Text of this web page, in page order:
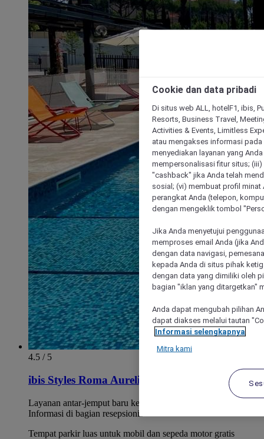
4.5 / 5
ibis Styles Roma Aurelia
Layanan antar-jemput baru ke/dari Metro Ottaviano.
Informasi di bagian resepsionis
Tempat parkir luas untuk mobil dan sepeda motor gratis
Cookie dan data pribadi
Di situs web ALL, hotelF1, ibis,
Resorts, Business Travel,
Activities & Events, Limitless
atau mengakses informasi
menyediakan layanan yang
mempersonalisasi fitur situs;
"cashback" jika Anda telah
sosial; (vi) membuat profil
perangkat Anda (telepon,
dengan mengeklik tombol
Jika Anda menyetujui
memproses email Anda (jika
dengan data navigasi,
kepada Anda di situs pihak
dengan data yang dimiliki oleh
bagian "iklan yang ditargetkan"
Anda dapat mengubah pilihan
dapat diakses melalui tautan
Informasi selengkapnya
Mitra kami